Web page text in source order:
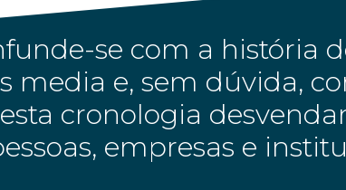
se com a história
media e, sem dúvida,
cronologia
empresas e